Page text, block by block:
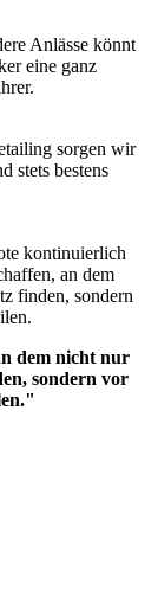
Anlässe könnt
eine ganz
sorgen wir
stets bestens
kontinuierlich
an dem
finden, sondern
dem nicht nur
sondern vor